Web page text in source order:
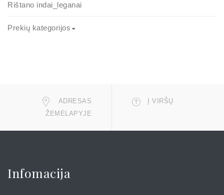
Rištano indai_leganai
Prekių kategorijos
ADRESAS
ŽEMĖLAPYJE
Į VIRŠŲ
Infomacija